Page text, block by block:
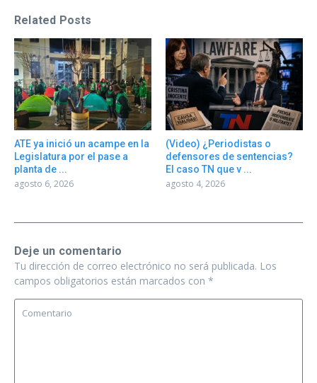
Related Posts
ATE ya inició un acampe en la
Legislatura por el pase a
planta de ...
agosto 6, 2026
(Video) ¿Periodistas o
defensores de sentencias?
El caso TN que v ...
agosto 4, 2026
Deje un comentario
Tu dirección de correo electrónico no será publicada. Los
campos obligatorios están marcados con *